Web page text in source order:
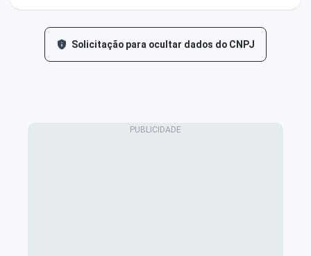
Solicitação para ocultar dados do CNPJ